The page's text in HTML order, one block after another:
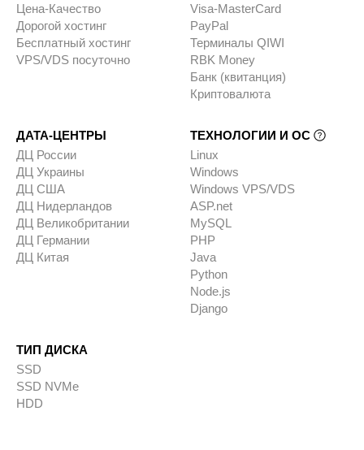
Цена-Качество
Дорогой хостинг
Бесплатный хостинг
VPS/VDS посуточно
Visa-MasterCard
PayPal
Терминалы QIWI
RBK Money
Банк (квитанция)
Криптовалюта
ДАТА-ЦЕНТРЫ
ДЦ России
ДЦ Украины
ДЦ США
ДЦ Нидерландов
ДЦ Великобритании
ДЦ Германии
ДЦ Китая
ТЕХНОЛОГИИ И ОС
Linux
Windows
Windows VPS/VDS
ASP.net
MySQL
PHP
Java
Python
Node.js
Django
ТИП ДИСКА
SSD
SSD NVMe
HDD